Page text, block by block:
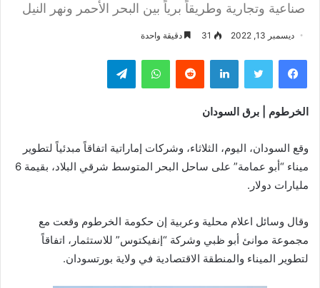
صناعية وتجارية وطريقاً برياً بين البحر الأحمر ونهر النيل
ديسمبر 13, 2022 31 دقيقة واحدة
فيسبوك تويتر لينكدإن واتساب تيلقرام
الخرطوم | برق السودان
وقع السودان، اليوم، الثلاثاء، وشركات إماراتية اتفاقاً مبدئياً لتطوير
ميناء “أبو عمامة” على ساحل البحر المتوسط شرقي البلاد، بقيمة 6
مليارات دولار.
وقال وسائل اعلام محلية وعربية إن حكومة الخرطوم وقعت مع
مجموعة موانئ أبو ظبي وشركة “إنفيكتوس” للاستثمار، اتفاقاً
لتطوير الميناء والمنطقة الاقتصادية في ولاية بورتسودان.